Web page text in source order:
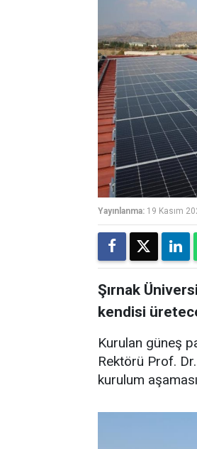
Yayınlanma: 19 Kasım
Şırnak
kendisi
Kurulan güneş
Rektörü Prof.
kurulum